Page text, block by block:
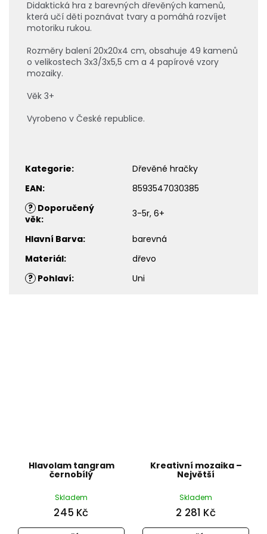
Didaktická hra z barevných dřevěných kamenů,
která učí děti poznávat tvary a pomáhá rozvíjet
motoriku rukou.
Rozměry balení 20x20x4 cm, obsahuje 49 kamenů
o velikostech 3x3/3x5,5 cm a 4 papírové vzory
mozaiky.
Věk 3+
Vyrobeno v České republice.
Kategorie:
Dřevěné hračky
EAN:
8593547030385
? Doporučený
věk: 3-5r, 6+
Hlavní Barva:
barevná
Materiál:
dřevo
? Pohlaví: Uni
Hlavolam tangram
černobílý
Skladem
245 Kč
Kreativní mozaika –
Největší
Skladem
2 281 Kč